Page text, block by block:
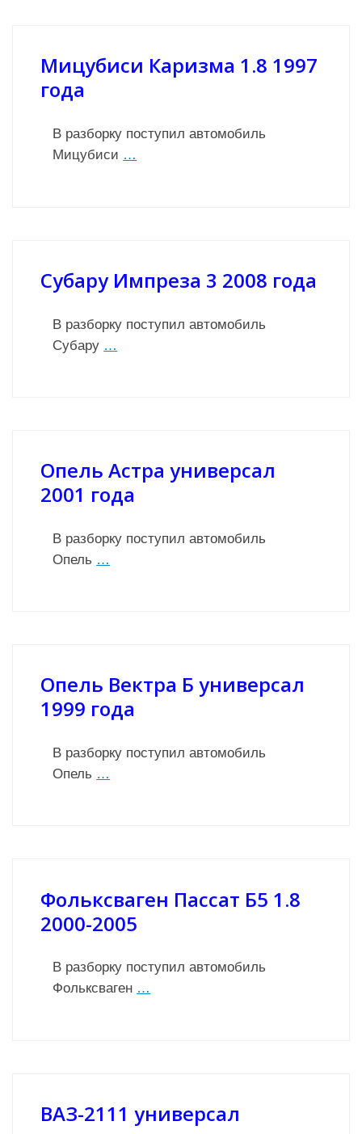
Мицубиси Каризма 1.8 1997
года
В разборку поступил автомобиль
Мицубиси …
Субару Импреза 3 2008 года
В разборку поступил автомобиль
Субару …
Опель Астра универсал
2001 года
В разборку поступил автомобиль
Опель …
Опель Вектра Б универсал
1999 года
В разборку поступил автомобиль
Опель …
Фольксваген Пассат Б5 1.8
2000-2005
В разборку поступил автомобиль
Фольксваген …
ВАЗ-2111 универсал